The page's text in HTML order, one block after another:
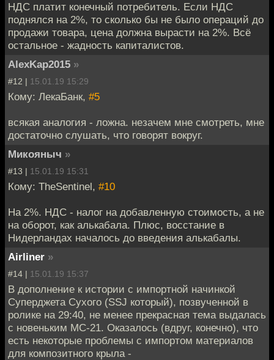
НДС платит конечный потребитель. Если НДС
поднялся на 2%, то сколько бы не было операций до
продажи товара, цена должна вырасти на 2%. Всё
остальное - жадность капиталистов.
AlexKap2015 »
#12 | 15.01.19 15:29
Кому: ЛекаБанк, #5
всякая аналогия - ложна. незачем мне смотреть, мне
достаточно слушать, что говорят вокруг.
Микояныч »
#13 | 15.01.19 15:31
Кому: TheSentinel, #10
На 2%. НДС - налог на добавленную стоимость, а не
на оборот, как алькабала. Плюс, восстание в
Нидерландах началось до введения алькабалы.
Airliner »
#14 | 15.01.19 15:37
В дополнение к истории с импортной начинкой
Суперджета Сухого (SSJ который), позвученной в
ролике на 29:40, не менее прекрасная тема выдалась
с новеньким МС-21. Оказалось (вдруг, конечно), что
есть некоторые проблемы с импортом материалов
для композитного крыла -